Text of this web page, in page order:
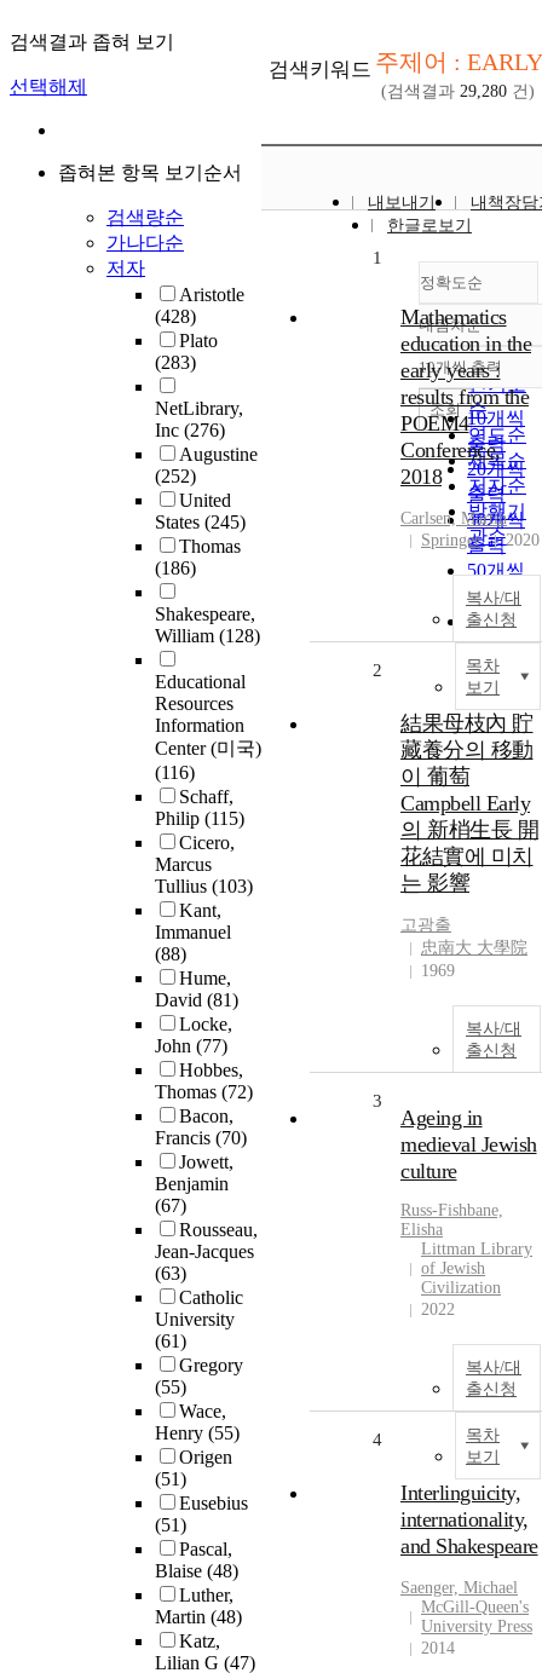
검색결과 좁혀 보기
선택해제
좁혀본 항목 보기순서
검색량순
가나다순
저자
Aristotle
(428)
Plato
(283)
NetLibrary,
Inc (276)
Augustine
(252)
United
States (245)
Thomas
(186)
Shakespeare,
William (128)
Educational
Resources
Information
Center (미국)
(116)
Schaff,
Philip (115)
Cicero,
Marcus
Tullius (103)
Kant,
Immanuel
(88)
Hume,
David (81)
Locke,
John (77)
Hobbes,
Thomas (72)
Bacon,
Francis (70)
Jowett,
Benjamin
(67)
Rousseau,
Jean-Jacques
(63)
Catholic
University
(61)
Gregory
(55)
Wace,
Henry (55)
Origen
(51)
Eusebius
(51)
Pascal,
Blaise (48)
Luther,
Martin (48)
Katz,
Lilian G (47)
검색키워드 주제어 : EARLY
(검색결과 29,280 건)
내보내기
내책장담
한글로보기
정확도순
정확도
순
인기도
순
연도순
제목순
저자순
발행기
관순
내림차순
내림차
10개씩 출력
10개씩
출력
20개씩
출력
30개씩
출력
50개씩
출력
100개씩
출력
조회
1
Mathematics
education in the
early years :
results from the
POEM4
Conference,
2018
Carlsen, Martin
Springer
2020
복사/대
출신청
목차
보기
2
結果母枝內 貯
藏養分의 移動
이 葡萄
Campbell Early
의 新梢生長 開
花結實에 미치
는 影響
고광출
忠南大 大學院
1969
복사/대
출신청
3
Ageing in
medieval Jewish
culture
Russ-Fishbane,
Elisha
Littman Library
of Jewish
Civilization
2022
복사/대
출신청
목차
보기
4
Interlinguicity,
internationality,
and Shakespeare
Saenger, Michael
McGill-Queen's
University Press
2014